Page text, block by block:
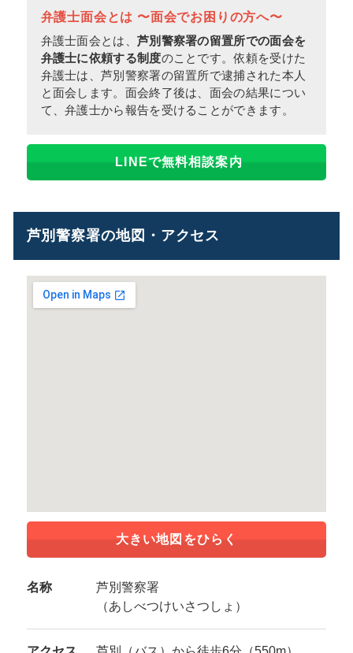
弁護士面会とは 〜面会でお困りの方へ〜
弁護士面会とは、 芦別警察署の留置所での面会を
弁護士に依頼する制度のことです。依頼を受けた
弁護士は、芦別警察署の留置所で逮捕された本人
と面会します。面会終了後は、面会の結果につい
て、弁護士から報告を受けることができます。
LINEで無料相談案内
芦別警察署の地図・アクセス
大きい地図をひらく
名称
芦別警察署
（あしべつけいさつしょ）